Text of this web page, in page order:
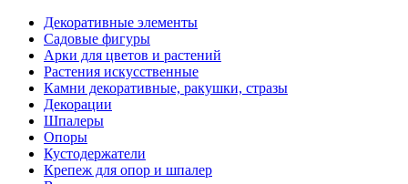
Декоративные элементы
Садовые фигуры
Арки для цветов и растений
Растения искусственные
Камни декоративные, ракушки, стразы
Декорации
Шпалеры
Опоры
Кустодержатели
Крепеж для опор и шпалер